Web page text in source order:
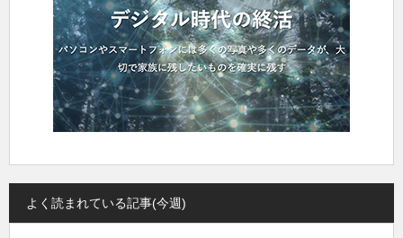
よく読まれている記事(今週)